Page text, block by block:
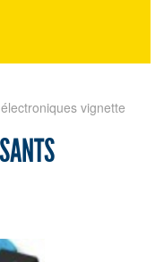
vignette